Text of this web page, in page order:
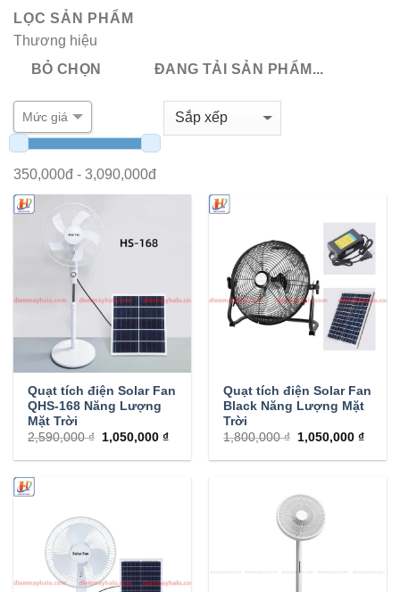
LỌC SẢN PHẨM
Thương hiệu
BỎ CHỌN
ĐANG TẢI SẢN PHẨM...
Mức giá
350,000đ - 3,090,000đ
Quạt tích điện Solar Fan
QHS-168 Năng Lượng
Mặt Trời
2,590,000 ₫ 1,050,000 ₫
Quạt tích điện Solar Fan
Black Năng Lượng Mặt
Trời
1,800,000 ₫ 1,050,000 ₫